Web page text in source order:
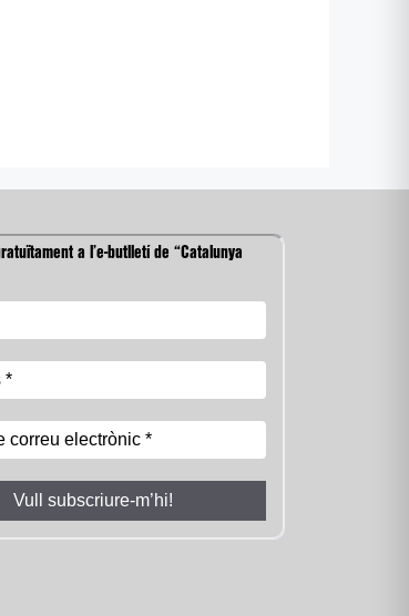
a l’e-butlletí de “Catalunya